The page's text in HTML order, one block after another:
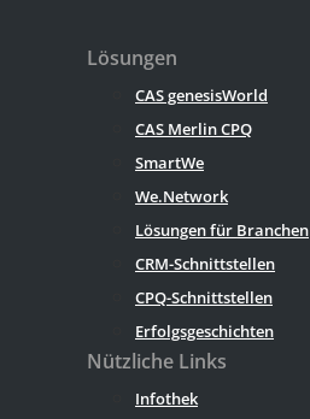
Lösungen
CAS genesisWorld
CAS Merlin CPQ
SmartWe
We.Network
Lösungen für Branchen
CRM-Schnittstellen
CPQ-Schnittstellen
Erfolgsgeschichten
Nützliche Links
Infothek